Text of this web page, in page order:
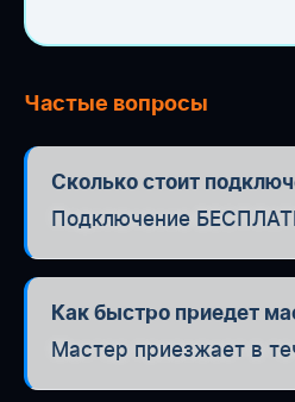
Частые вопросы
Сколько стоит
Подключение
Как быстро приедет
Мастер приезжает в